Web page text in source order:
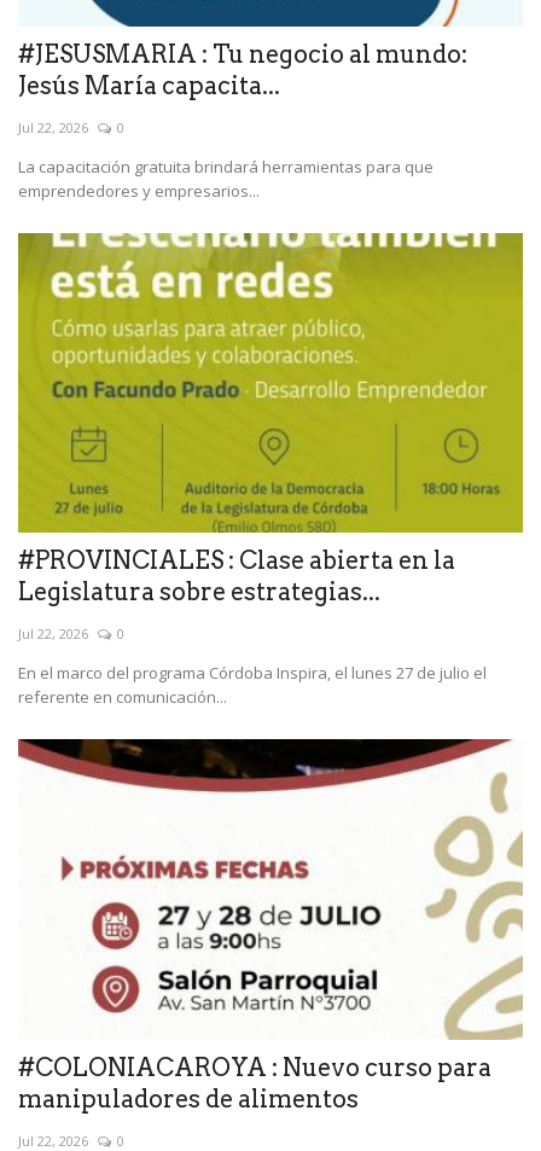
#JESUSMARIA : Tu negocio al mundo:
Jesús María capacita...
Jul 22, 2026 0
La capacitación gratuita brindará herramientas para que
emprendedores y empresarios...
#PROVINCIALES : Clase abierta en la
Legislatura sobre estrategias...
Jul 22, 2026 0
En el marco del programa Córdoba Inspira, el lunes 27 de julio el
referente en comunicación...
#COLONIACAROYA : Nuevo curso para
manipuladores de alimentos
Jul 22, 2026 0